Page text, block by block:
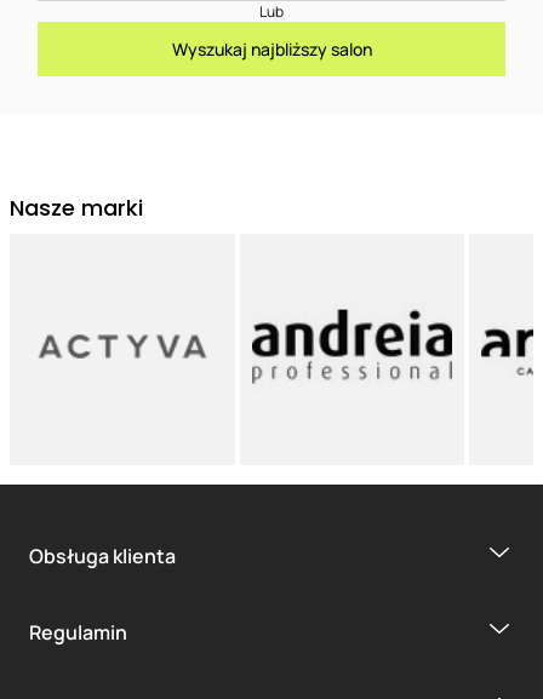
Lub
Wyszukaj najbliższy salon
Nasze marki
Obsługa klienta
Regulamin